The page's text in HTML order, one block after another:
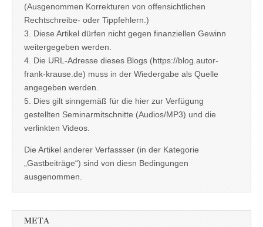
(Ausgenommen Korrekturen von offensichtlichen
Rechtschreibe- oder Tippfehlern.)
3. Diese Artikel dürfen nicht gegen finanziellen Gewinn
weitergegeben werden.
4. Die URL-Adresse dieses Blogs (https://blog.autor-
frank-krause.de) muss in der Wiedergabe als Quelle
angegeben werden.
5. Dies gilt sinngemäß für die hier zur Verfügung
gestellten Seminarmitschnitte (Audios/MP3) und die
verlinkten Videos.
Die Artikel anderer Verfassser (in der Kategorie
„Gastbeiträge“) sind von diesn Bedingungen
ausgenommen.
META